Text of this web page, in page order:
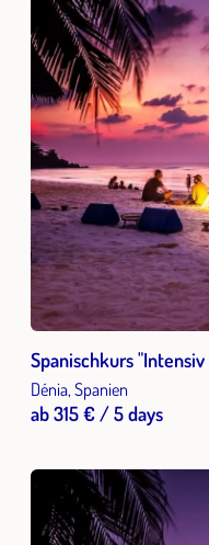
Spanischkurs
Dénia, Spanien
ab 315 € / 5 days